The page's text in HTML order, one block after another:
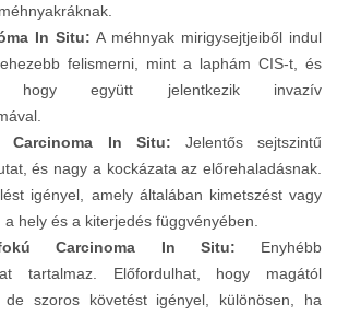
In Situ: A méhnyak mirigysejtjeiből indul
felismerni, mint a laphám CIS-t, és
hogy együtt jelentkezik invazív
Carcinoma In Situ: Jelentős sejtszintű
és nagy a kockázata az előrehaladásnak.
igényel, amely általában kimetszést vagy
hely és a kiterjedés függvényében.
Carcinoma In Situ: Enyhébb
tartalmaz. Előfordulhat, hogy magától
de szoros követést igényel, különösen, ha